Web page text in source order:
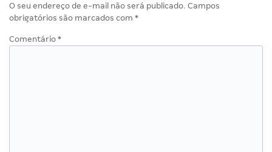
O seu endereço de e-mail não será publicado. Campos
obrigatórios são marcados com *
Comentário *